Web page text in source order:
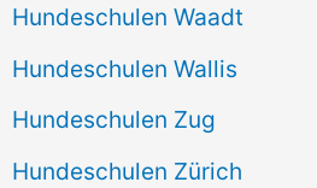
Hundeschulen Waadt
Hundeschulen Wallis
Hundeschulen Zug
Hundeschulen Zürich